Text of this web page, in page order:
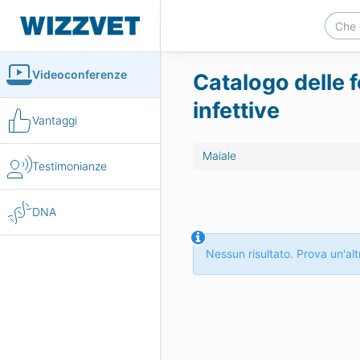
Videoconferenze
Vantaggi
Testimonianze
DNA
Catalogo delle
infettive
Maiale
Nessun risultato. Prova